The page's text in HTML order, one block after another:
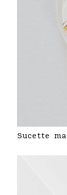
Sucette